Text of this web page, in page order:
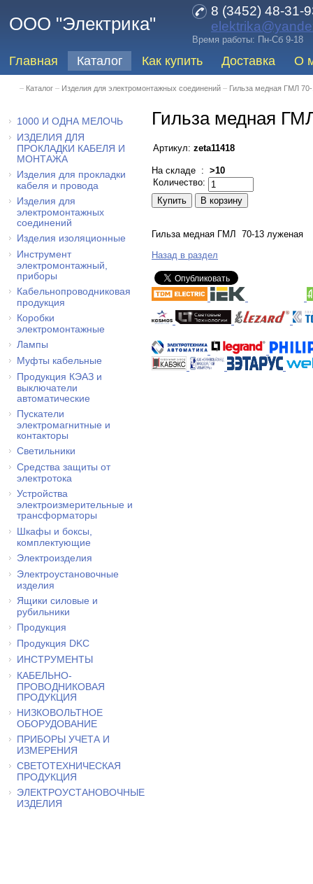
ООО "Электрика"
8 (3452) 48-31-
Время работы: Пн-Сб 9-18
Главная Каталог Как купить Доставка О
– Каталог – Изделия для электромонтажных соединений – Гильза медная ГМЛ
1000 И ОДНА МЕЛОЧЬ
ИЗДЕЛИЯ ДЛЯ
ПРОКЛАДКИ КАБЕЛЯ И
МОНТАЖА
Изделия для прокладки
кабеля и провода
Изделия для
электромонтажных
соединений
Изделия изоляционные
Инструмент
электромонтажный,
приборы
Кабельнопроводниковая
продукция
Коробки
электромонтажные
Лампы
Муфты кабельные
Продукция КЭАЗ и
выключатели
автоматические
Пускатели
электромагнитные и
контакторы
Светильники
Средства защиты от
электротока
Устройства
электроизмерительные и
трансформаторы
Шкафы и боксы,
комплектующие
Электроизделия
Электроустановочные
изделия
Ящики силовые и
рубильники
Продукция
Продукция DKC
ИНСТРУМЕНТЫ
КАБЕЛЬНО-
ПРОВОДНИКОВАЯ
ПРОДУКЦИЯ
НИЗКОВОЛЬТНОЕ
ОБОРУДОВАНИЕ
ПРИБОРЫ УЧЕТА И
ИЗМЕРЕНИЯ
СВЕТОТЕХНИЧЕСКАЯ
ПРОДУКЦИЯ
ЭЛЕКТРОУСТАНОВОЧНЫЕ
ИЗДЕЛИЯ
Гильза медная
Артикул: zeta11418
На складе : >10
Количество:
Гильза медная ГМЛ 70-13 луженая
Назад в раздел